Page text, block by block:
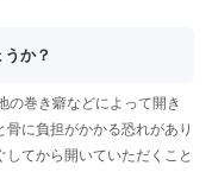
か？
の巻き癖などによって開き
に負担がかかる恐れがあり
てから開いていただくこと